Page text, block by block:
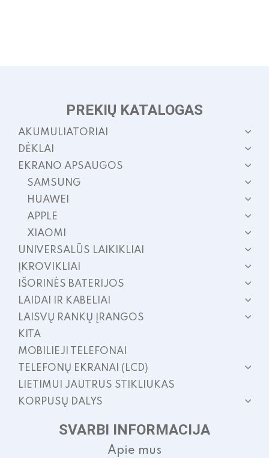
PREKIŲ KATALOGAS
AKUMULIATORIAI
DĖKLAI
EKRANO APSAUGOS
SAMSUNG
HUAWEI
APPLE
XIAOMI
UNIVERSALŪS LAIKIKLIAI
ĮKROVIKLIAI
IŠORINĖS BATERIJOS
LAIDAI IR KABELIAI
LAISVŲ RANKŲ ĮRANGOS
KITA
MOBILIEJI TELEFONAI
TELEFONŲ EKRANAI (LCD)
LIETIMUI JAUTRUS STIKLIUKAS
KORPUSŲ DALYS
SVARBI INFORMACIJA
Apie mus